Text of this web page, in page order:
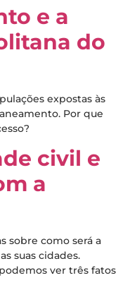
e a
do
expostas às
Por que
civil e
a
sobre como será a
suas cidades.
ver três fatos